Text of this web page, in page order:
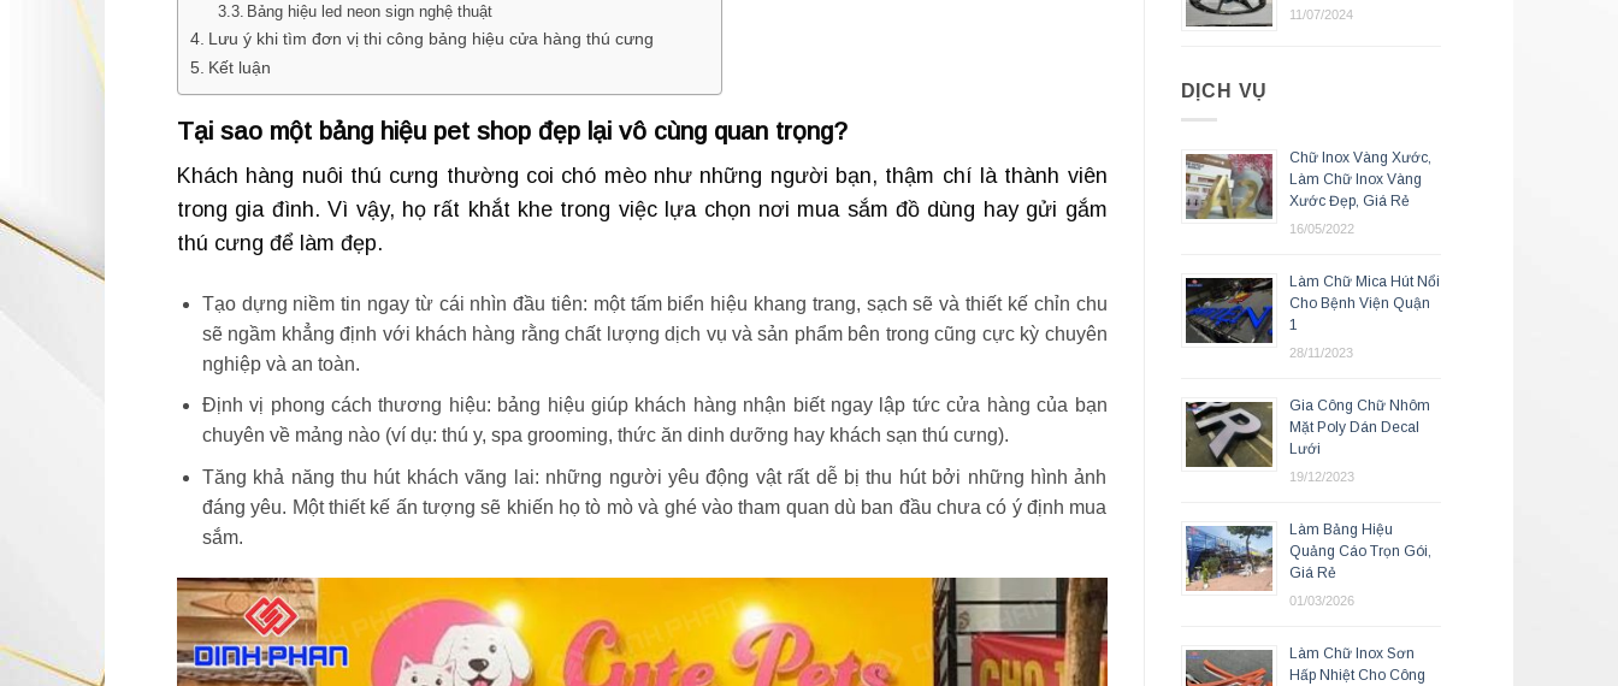
Bảng hiệu led neon sign nghệ thuật
Lưu ý khi tìm đơn vị thi công bảng hiệu cửa hàng thú cưng
Kết luận
Tại sao một bảng hiệu pet shop đẹp lại vô cùng quan trọng?
Khách hàng nuôi thú cưng thường coi chó mèo như những người bạn, thậm chí là thành viên
trong gia đình. Vì vậy, họ rất khắt khe trong việc lựa chọn nơi mua sắm đồ dùng hay gửi gắm
thú cưng để làm đẹp.
Tạo dựng niềm tin ngay từ cái nhìn đầu tiên: một tấm biển hiệu khang trang, sạch sẽ và thiết kế chỉn chu
sẽ ngầm khẳng định với khách hàng rằng chất lượng dịch vụ và sản phẩm bên trong cũng cực kỳ chuyên
nghiệp và an toàn.
Định vị phong cách thương hiệu: bảng hiệu giúp khách hàng nhận biết ngay lập tức cửa hàng của bạn
chuyên về mảng nào (ví dụ: thú y, spa grooming, thức ăn dinh dưỡng hay khách sạn thú cưng).
Tăng khả năng thu hút khách vãng lai: những người yêu động vật rất dễ bị thu hút bởi những hình ảnh
đáng yêu. Một thiết kế ấn tượng sẽ khiến họ tò mò và ghé vào tham quan dù ban đầu chưa có ý định mua
sắm.
11/07/2024
DỊCH VỤ
Chữ Inox Vàng Xước,
Làm Chữ Inox Vàng
Xước Đẹp, Giá Rẻ
16/05/2022
Làm Chữ Mica Hút Nổi
Cho Bệnh Viện Quận
1
28/11/2023
Gia Công Chữ Nhôm
Mặt Poly Dán Decal
Lưới
19/12/2023
Làm Bảng Hiệu
Quảng Cáo Trọn Gói,
Giá Rẻ
01/03/2026
Làm Chữ Inox Sơn
Hấp Nhiệt Cho Công